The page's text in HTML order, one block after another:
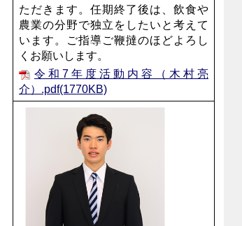
ただきます。任期終了後は、飲食や
農業の分野で独立をしたいと考えて
います。ご指導ご鞭撻のほどよろし
くお願いします。
令和7年度活動内容（木村亮
介）.pdf(1770KB)